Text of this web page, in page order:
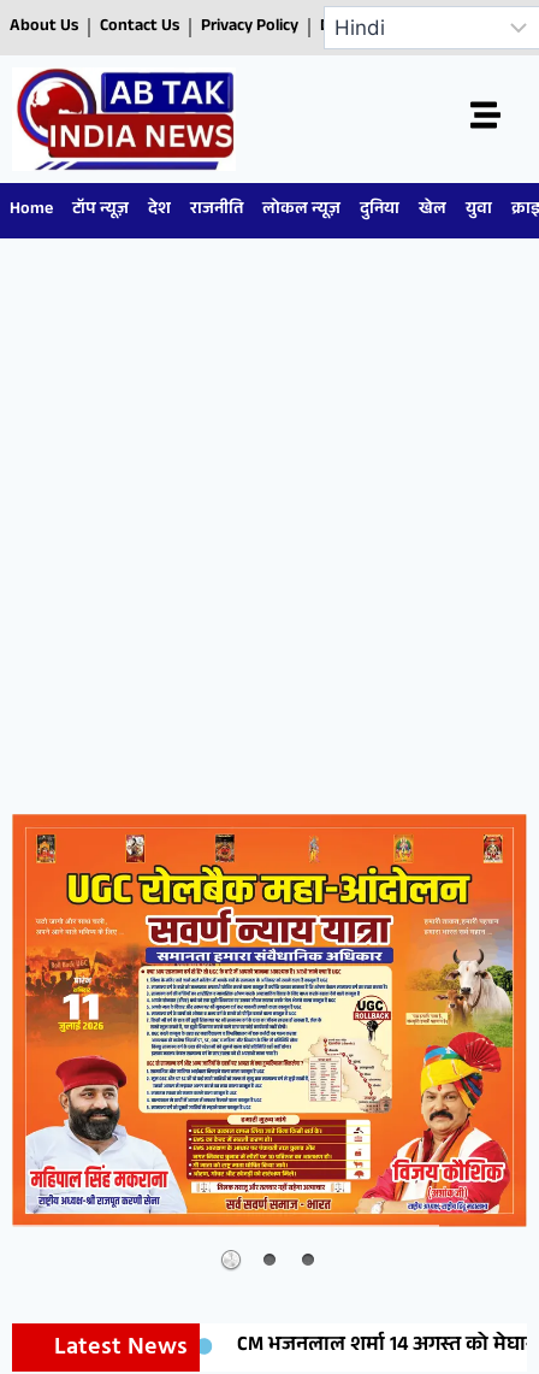
About Us Contact Us Privacy Policy Disclaimer
Home टॉप न्यूज़ देश राजनीति लोकल न्यूज़ दुनिया खेल युवा
Latest News
CM भजनलाल शर्मा 14 अगस्त को मेघासर में करेंगे मेघोजी